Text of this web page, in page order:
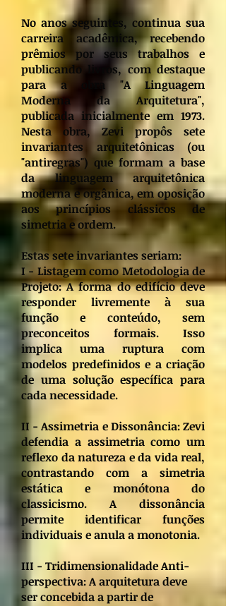
No anos seguintes, continua sua
carreira acadêmica, recebendo
prêmios por seus trabalhos e
publicando livros, com destaque
para a obra "A Linguagem
Moderna da Arquitetura",
publicada inicialmente em 1973.
Nesta obra, Zevi propôs sete
invariantes arquitetônicas (ou
"antiregras") que formam a base
da linguagem arquitetônica
moderna e orgânica, em oposição
aos princípios clássicos de
simetria e ordem.
Estas sete invariantes seriam:
I - Listagem como Metodologia de
Projeto: A forma do edifício deve
responder livremente à sua
função e conteúdo, sem
preconceitos formais. Isso
implica uma ruptura com
modelos predefinidos e a criação
de uma solução específica para
cada necessidade.
II - Assimetria e Dissonância: Zevi
defendia a assimetria como um
reflexo da natureza e da vida real,
contrastando com a simetria
estática e monótona do
classicismo. A dissonância
permite identificar funções
individuais e anula a monotonia.
III - Tridimensionalidade Anti-
perspectiva: A arquitetura deve
ser concebida a partir de